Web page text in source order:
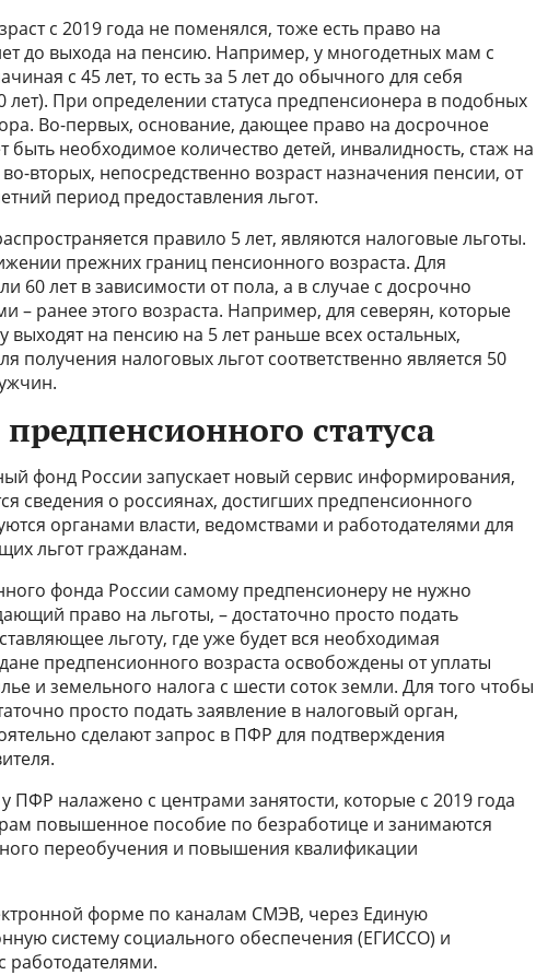
с 2019 года не поменялся, тоже есть право на
до выхода на пенсию. Например, у многодетных мам с
с 45 лет, то есть за 5 лет до обычного для себя
лет). При определении статуса предпенсионера в подобных
Во-первых, основание, дающее право на досрочное
необходимое количество детей, инвалидность, стаж на
вторых, непосредственно возраст назначения пенсии, от
период предоставления льгот.
правило 5 лет, являются налоговые льготы.
прежних границ пенсионного возраста. Для
60 лет в зависимости от пола, а в случае с досрочно
ранее этого возраста. Например, для северян, которые
выходят на пенсию на 5 лет раньше всех остальных,
получения налоговых льгот соответственно является 50
статуса
фонд России запускает новый сервис информирования,
сведения о россиянах, достигших предпенсионного
органами власти, ведомствами и работодателями для
льгот гражданам.
фонда России самому предпенсионеру не нужно
право на льготы, – достаточно просто подать
льготу, где уже будет вся необходимая
предпенсионного возраста освобождены от уплаты
и земельного налога с шести соток земли. Для того чтобы
просто подать заявление в налоговый орган,
сделают запрос в ПФР для подтверждения
ПФР налажено с центрами занятости, которые с 2019 года
повышенное пособие по безработице и занимаются
переобучения и повышения квалификации
форме по каналам СМЭВ, через Единую
систему социального обеспечения (ЕГИССО) и
работодателями.